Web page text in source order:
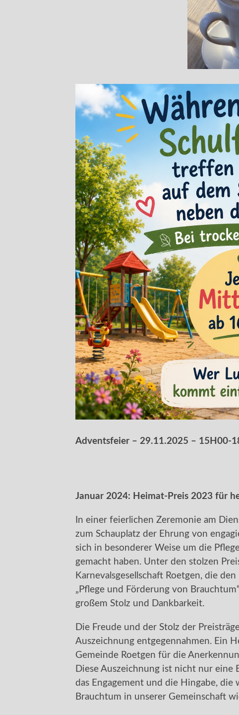
Adventsfeier – 29.11.2025 – 15H00-
Januar 2024: Heimat-Preis 2023 für
In einer feierlichen Zeremonie am
zum Schauplatz der Ehrung von
sich in besonderer Weise um die
gemacht haben. Unter den stolzen
Karnevalsgesellschaft Roetgen, die
„Pflege und Förderung von
großem Stolz und Dankbarkeit.
Die Freude und der Stolz der
Auszeichnung entgegennahmen. Ein
Gemeinde Roetgen für die
Diese Auszeichnung ist nicht nur eine
das Engagement und die Hingabe,
Brauchtum in unserer Gemeinschaft